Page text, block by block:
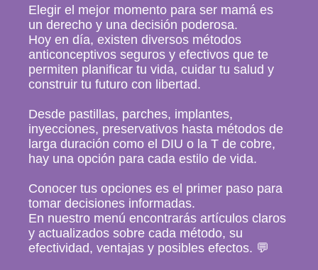
Elegir el mejor momento para ser mamá es
un derecho y una decisión poderosa.
Hoy en día, existen diversos métodos
anticonceptivos seguros y efectivos que te
permiten planificar tu vida, cuidar tu salud y
construir tu futuro con libertad.
Desde pastillas, parches, implantes,
inyecciones, preservativos hasta métodos de
larga duración como el DIU o la T de cobre,
hay una opción para cada estilo de vida.
Conocer tus opciones es el primer paso para
tomar decisiones informadas.
En nuestro menú encontrarás artículos claros
y actualizados sobre cada método, su
efectividad, ventajas y posibles efectos. 💬